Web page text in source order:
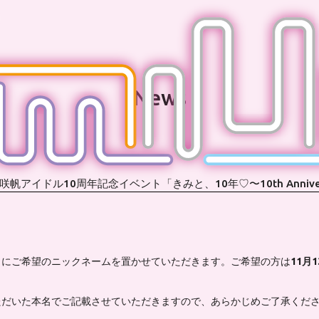
News
帆アイドル10周年記念イベント「きみと、10年♡〜10th
ご希望のニックネームを置かせていただきます。ご希望の方は11月
いた本名でご記載させていただきますので、あらかじめご了承くださ